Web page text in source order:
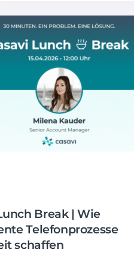
Break | Wie
Telefonprozesse
schaffen